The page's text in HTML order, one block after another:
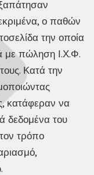
ο παθών
την οποία
με πώληση Ι.Χ.Φ.
Κατά την
κατάφεραν να
δεδομένα του
τρόπο